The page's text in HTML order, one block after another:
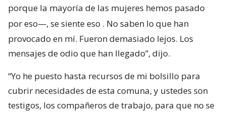
porque la mayoría de las mujeres hemos pasado
por eso—, se siente eso . No saben lo que han
provocado en mí. Fueron demasiado lejos. Los
mensajes de odio que han llegado”, dijo.
“Yo he puesto hasta recursos de mi bolsillo para
cubrir necesidades de esta comuna, y ustedes son
testigos, los compañeros de trabajo, para que no se